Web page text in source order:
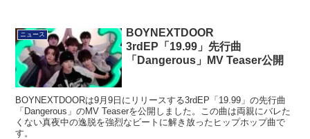
ニュース
BOYNEXTDOOR
3rdEP「19.99」先行曲
「Dangerous」MV Teaser公開
BOYNEXTDOORは9月9日にリリースする3rdEP「19.99」の先行曲
「Dangerous」のMV Teaserを公開しました。この曲は両親にバレた
くない真夜中の逸脱を強烈なビートに解き放ったヒップホップ曲で
す。